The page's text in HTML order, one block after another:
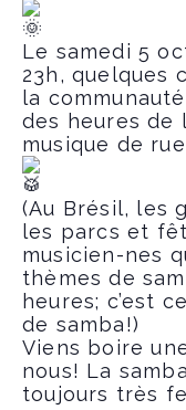
Le samedi 5
23h, quelques
la
des heures
musique de
(Au Brésil, les
les parcs et
musicien-nes
thèmes de
heures; c’est
de samba!)
Viens boire
nous! La
toujours très